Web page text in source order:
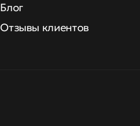
Блог
Отзывы клиентов